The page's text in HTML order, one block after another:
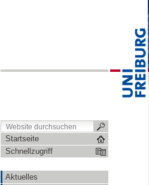
Startseite
Schnellzugriff
Aktuelles